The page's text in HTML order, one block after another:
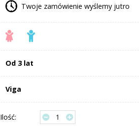
Twoje zamówienie wyślemy jutro
Od 3 lat
Viga
Ilość: